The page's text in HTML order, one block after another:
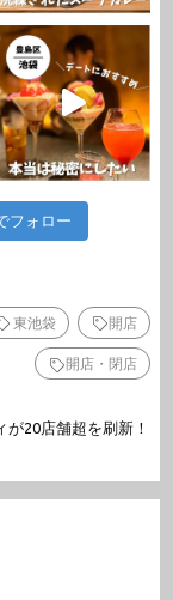
フォロー
東池袋 開店
開店・閉店
20店舗超を刷新！